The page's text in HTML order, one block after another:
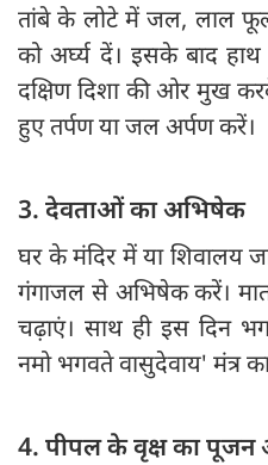
तांबे के लोटे में जल, लाल
को अर्घ्य दें। इसके बाद
दक्षिण दिशा की ओर मुख
हुए तर्पण या जल अर्पण करें।
3. देवताओं का अभिषेक
घर के मंदिर में या शिवालय
गंगाजल से अभिषेक करें। माता
चढ़ाएं। साथ ही इस दिन
नमो भगवते वासुदेवाय' मंत्र
4. पीपल के वृक्ष का पूजन